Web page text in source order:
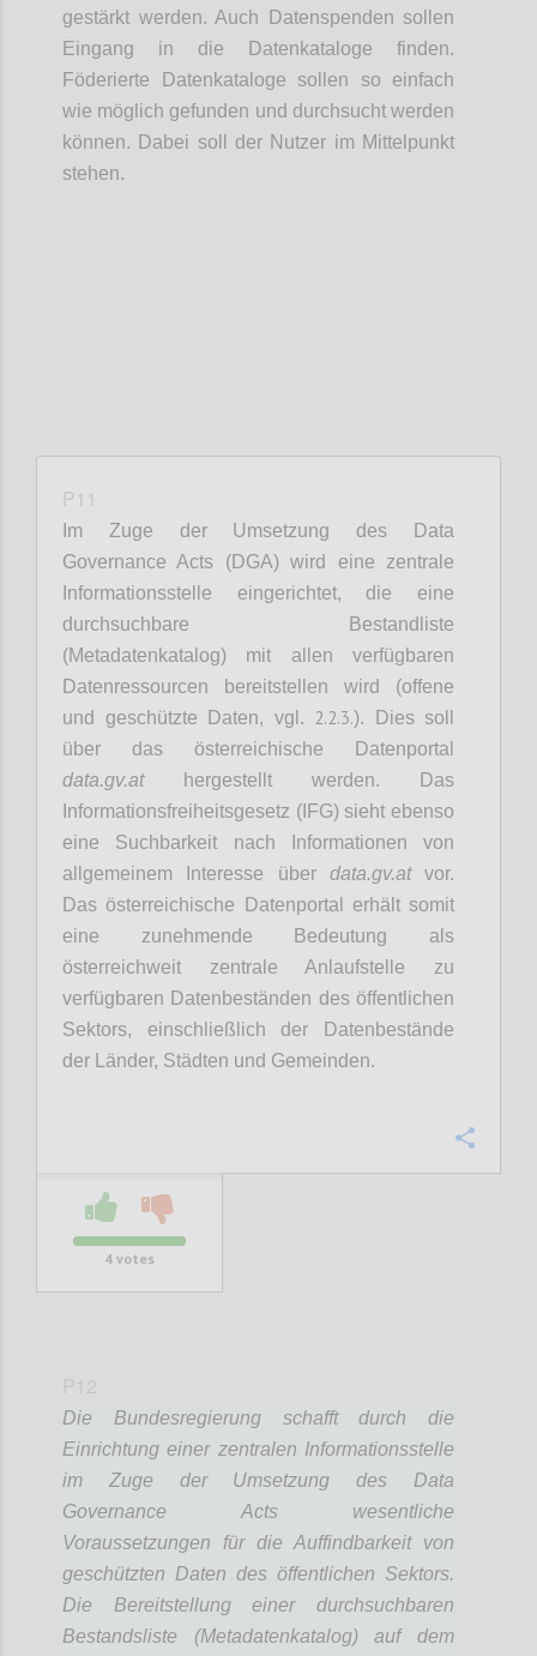
gestärkt werden. Auch Datenspenden sollen
Eingang in die Datenkataloge finden.
Föderierte Datenkataloge sollen so einfach
wie möglich gefunden und durchsucht werden
können. Dabei soll der Nutzer im Mittelpunkt
stehen.
P11
Im Zuge der Umsetzung des Data
Governance Acts (DGA) wird eine zentrale
Informationsstelle eingerichtet, die eine
durchsuchbare Bestandliste
(Metadatenkatalog) mit allen verfügbaren
Datenressourcen bereitstellen wird (offene
und geschützte Daten, vgl. 2.2.3.). Dies soll
über das österreichische Datenportal
data.gv.athergestellt werden. Das
Informationsfreiheitsgesetz (IFG) sieht ebenso
eine Suchbarkeit nach Informationen von
allgemeinem Interesse über data.gv.atvor.
Das österreichische Datenportal erhält somit
eine zunehmende Bedeutung als
österreichweit zentrale Anlaufstelle zu
verfügbaren Datenbeständen des öffentlichen
Sektors, einschließlich der Datenbestände
der Länder, Städten und Gemeinden.
4 votes
Die Bundesregierung schafft durch die
Einrichtung einer zentralen Informationsstelle
im Zuge der Umsetzung des Data
Governance Acts wesentliche
Voraussetzungen für die Auffindbarkeit von
geschützten Daten des öffentlichen Sektors.
Die Bereitstellung einer durchsuchbaren
Bestandsliste (Metadatenkatalog) auf dem